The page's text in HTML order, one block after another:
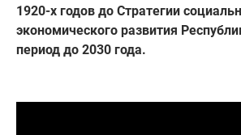
1920-х годов до Стратегии
экономического развития
период до 2030 года.